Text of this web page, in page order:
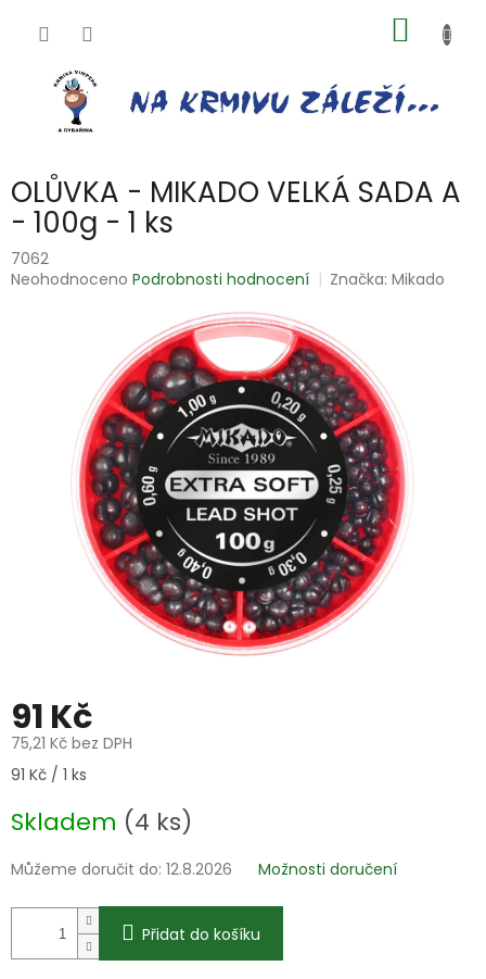
KOŠÍK
OLŮVKA - MIKADO VELKÁ SADA A
- 100g - 1 ks
7062
Průměrné
hvězdiček.
Neohodnoceno Podrobnosti hodnocení Značka:Mikado
91 Kč
75,21 Kč bez DPH
Měrná
91 Kč / 1 ks
Skladem (4 ks)
Můžeme doručit do: 12.8.2026 Možnosti doručení
Přidat do košíku